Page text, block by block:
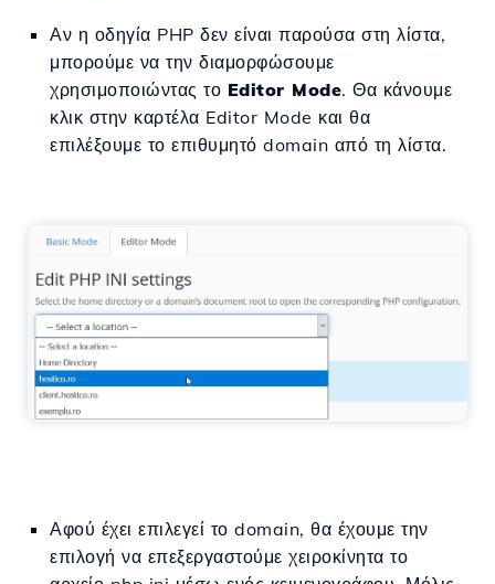
Αν η οδηγία PHP δεν είναι παρούσα στη λίστα,
μπορούμε να την διαμορφώσουμε
χρησιμοποιώντας το Editor Mode. Θα κάνουμε
κλικ στην καρτέλα Editor Mode και θα
επιλέξουμε το επιθυμητό domain από τη λίστα.
Αφού έχει επιλεγεί το domain, θα έχουμε την
επιλογή να επεξεργαστούμε χειροκίνητα το